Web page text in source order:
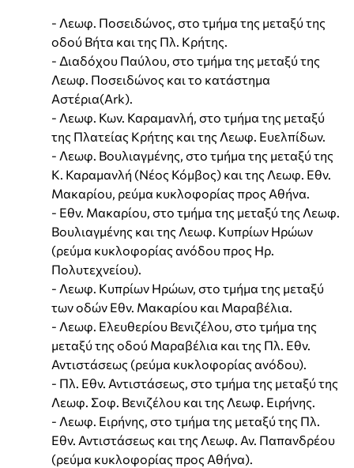
- Λεωφ. Ποσειδώνος, στο τμήμα της μεταξύ της
οδού Βήτα και της Πλ. Κρήτης.
- Διαδόχου Παύλου, στο τμήμα της μεταξύ της
Λεωφ. Ποσειδώνος και το κατάστημα
Αστέρια(Ark).
- Λεωφ. Κων. Καραμανλή, στο τμήμα της μεταξύ
της Πλατείας Κρήτης και της Λεωφ. Ευελπίδων.
- Λεωφ. Βουλιαγμένης, στο τμήμα της μεταξύ της
Κ. Καραμανλή (Νέος Κόμβος) και της Λεωφ. Εθν.
Μακαρίου, ρεύμα κυκλοφορίας προς Αθήνα.
- Εθν. Μακαρίου, στο τμήμα της μεταξύ της Λεωφ.
Βουλιαγμένης και της Λεωφ. Κυπρίων Ηρώων
(ρεύμα κυκλοφορίας ανόδου προς Ηρ.
Πολυτεχνείου).
- Λεωφ. Κυπρίων Ηρώων, στο τμήμα της μεταξύ
των οδών Εθν. Μακαρίου και Μαραβέλια.
- Λεωφ. Ελευθερίου Βενιζέλου, στο τμήμα της
μεταξύ της οδού Μαραβέλια και της Πλ. Εθν.
Αντιστάσεως (ρεύμα κυκλοφορίας ανόδου).
- Πλ. Εθν. Αντιστάσεως, στο τμήμα της μεταξύ της
Λεωφ. Σοφ. Βενιζέλου και της Λεωφ. Ειρήνης.
- Λεωφ. Ειρήνης, στο τμήμα της μεταξύ της Πλ.
Εθν. Αντιστάσεως και της Λεωφ. Αν. Παπανδρέου
(ρεύμα κυκλοφορίας προς Αθήνα).